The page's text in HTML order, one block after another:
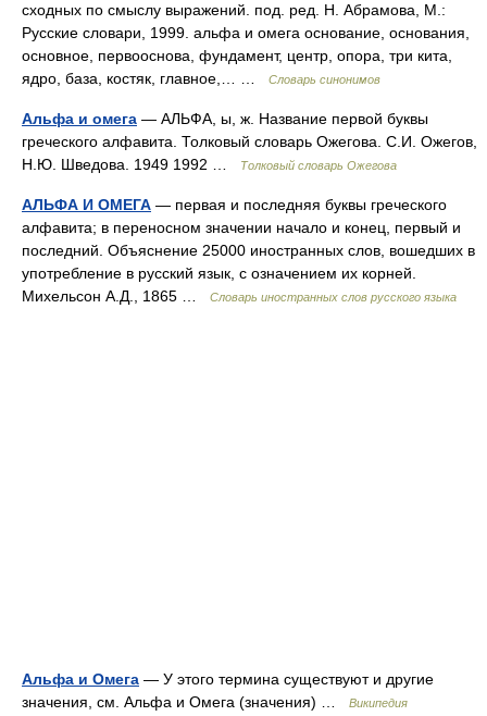
сходных по смыслу выражений. под. ред. Н. Абрамова, М.:
Русские словари, 1999. альфа и омега основание, основания,
основное, первооснова, фундамент, центр, опора, три кита,
ядро, база, костяк, главное,… …
Словарь синонимов
Альфа и омега — АЛЬФА, ы, ж. Название первой буквы
греческого алфавита. Толковый словарь Ожегова. С.И. Ожегов,
Н.Ю. Шведова. 1949 1992 …
Толковый словарь Ожегова
АЛЬФА И ОМЕГА — первая и последняя буквы греческого
алфавита; в переносном значении начало и конец, первый и
последний. Объяснение 25000 иностранных слов, вошедших в
употребление в русский язык, с означением их корней.
Михельсон А.Д., 1865 …
Словарь иностранных слов русского языка
Альфа и Омега — У этого термина существуют и другие
значения, см. Альфа и Омега (значения) …
Википедия